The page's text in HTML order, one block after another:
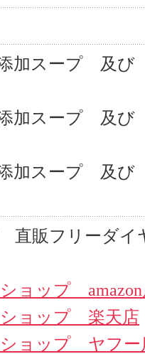
加スープ 及び
加スープ 及び
加スープ 及び
直販フリーダ
ョップ amazon
ョップ 楽天店
ョップ ヤフー